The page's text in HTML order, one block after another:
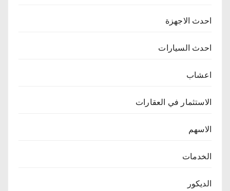
احدث الاجهزة
احدث السيارات
اعشاب
الاستثمار في العقارات
الاسهم
الخدمات
الديكور